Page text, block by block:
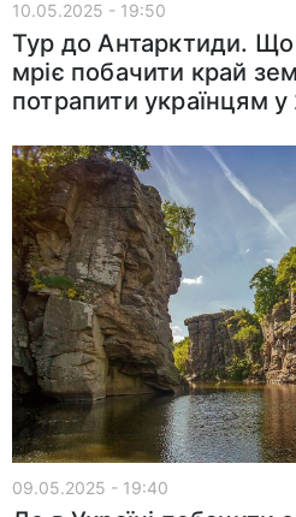
10.05.2025 - 19:50
Тур до Антарктиди. Що
мріє побачити край
потрапити українцям у
09.05.2025 - 19:40